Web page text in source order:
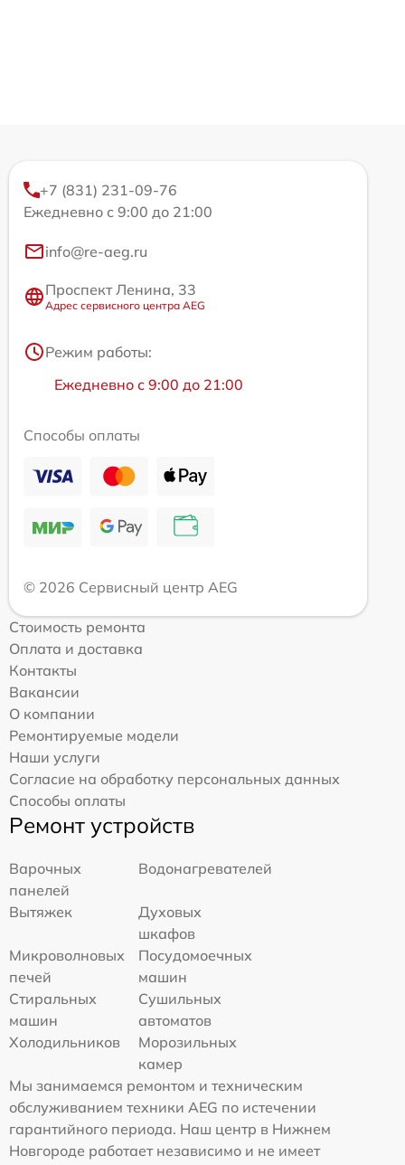
+7 (831) 231-09-76
Ежедневно с 9:00 до 21:00
info@re-aeg.ru
Проспект Ленина, 33
Адрес сервисного центра AEG
Режим работы:
Ежедневно с 9:00 до 21:00
Способы оплаты
© 2026 Сервисный центр AEG
Стоимость ремонта
Оплата и доставка
Контакты
Вакансии
О компании
Ремонтируемые модели
Наши услуги
Согласие на обработку персональных данных
Способы оплаты
Ремонт устройств
Варочных
панелей
Водонагревателей
Вытяжек
Духовых
шкафов
Микроволновых
печей
Посудомоечных
машин
Стиральных
машин
Сушильных
автоматов
Холодильников
Морозильных
камер
Мы занимаемся ремонтом и техническим
обслуживанием техники AEG по истечении
гарантийного периода. Наш центр в Нижнем
Новгороде работает независимо и не имеет